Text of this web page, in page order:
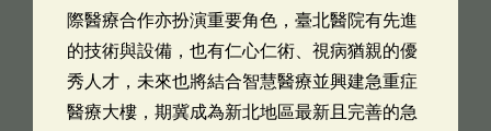
際醫療合作亦扮演重要角色，臺北醫院有先進
的技術與設備，也有仁心仁術、視病猶親的優
秀人才，未來也將結合智慧醫療並興建急重症
醫療大樓，期冀成為新北地區最新且完善的急